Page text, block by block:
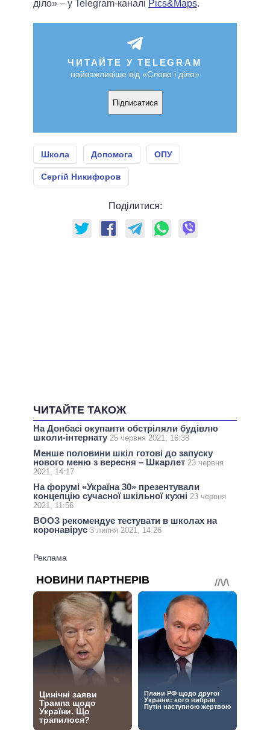
діло» – у Telegram-каналі Pics&Maps.
ЧИТАЙТЕ У TELEGRAM
найважливіше від «Слово і діло»
Підписатися
Школа Допомога ОПУ
Сергій Никифоров
Поділитися:
ЧИТАЙТЕ ТАКОЖ
На Донбасі окупанти обстріляли будівлю
школи-інтернату 25 червня 2021, 16:38
Менше половини шкіл готові до запуску
нового меню з вересня – Шкарлет 23 червня
2021, 14:17
На форумі «Україна 30» презентували
концепцію сучасної шкільної кухні 23 червня
2021, 11:56
ВООЗ рекомендує тестувати в школах на
коронавірус 3 липня 2021, 14:26